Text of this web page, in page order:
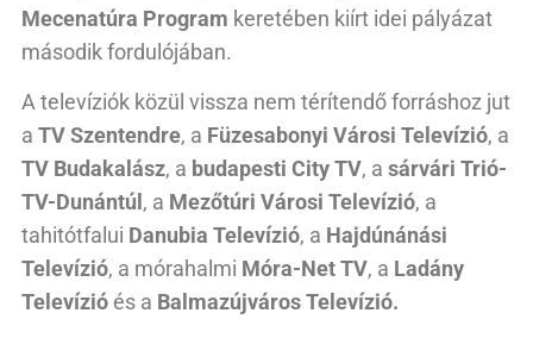
Mecenatúra Program keretében kiírt idei pályázat
második fordulójában.
A televíziók közül vissza nem térítendő forráshoz jut
a TV Szentendre, a Füzesabonyi Városi Televízió, a
TV Budakalász, a budapesti City TV, a sárvári Trió-
TV-Dunántúl , a Mezőtúri Városi Televízió, a
tahitótfalui Danubia Televízió, a Hajdúnánási
Televízió, a mórahalmi Móra-Net TV, a Ladány
Televízió és a Balmazújváros Televízió.